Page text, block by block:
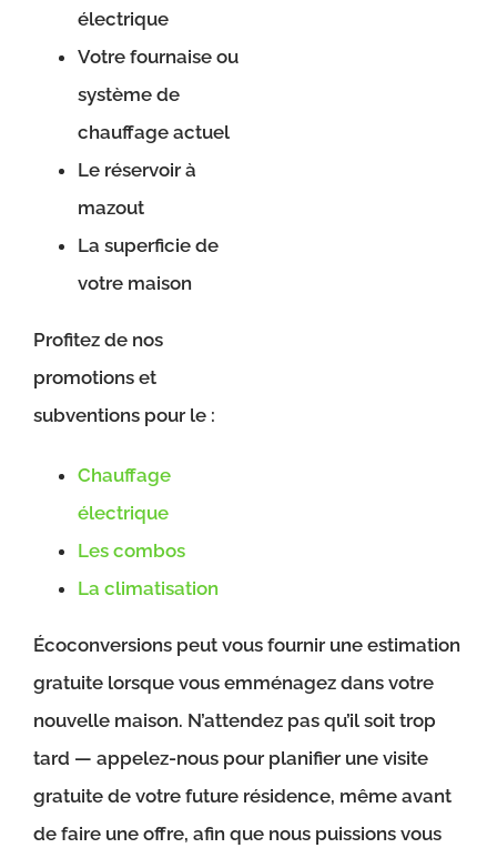
électrique
Votre fournaise ou
système de
chauffage actuel
Le réservoir à
mazout
La superficie de
votre maison
Profitez de nos
promotions et
subventions pour le :
Chauffage
électrique
Les combos
La climatisation
Écoconversions peut vous fournir une estimation
gratuite lorsque vous emménagez dans votre
nouvelle maison. N’attendez pas qu’il soit trop
tard — appelez-nous pour planifier une visite
gratuite de votre future résidence, même avant
de faire une offre, afin que nous puissions vous